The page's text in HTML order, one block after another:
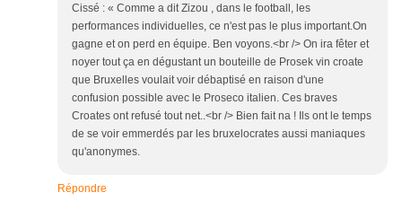
Cissé : « Comme a dit Zizou , dans le football, les
performances individuelles, ce n'est pas le plus important.On
gagne et on perd en équipe. Ben voyons.<br /> On ira fêter et
noyer tout ça en dégustant un bouteille de Prosek vin croate
que Bruxelles voulait voir débaptisé en raison d'une
confusion possible avec le Proseco italien. Ces braves
Croates ont refusé tout net..<br /> Bien fait na ! Ils ont le temps
de se voir emmerdés par les bruxelocrates aussi maniaques
qu'anonymes.
Répondre